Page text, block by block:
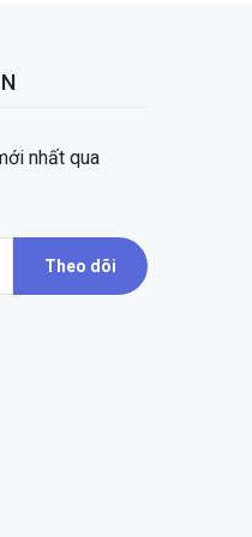
nhất qua
Theo dõi